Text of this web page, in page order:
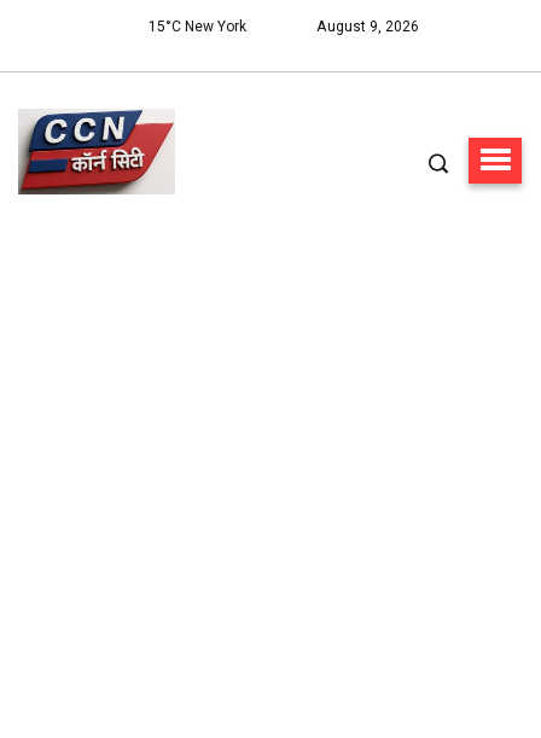
15°C New York August 9, 2026